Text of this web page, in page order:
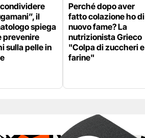
il
spiega
prevenire
sulla pelle in
Perché dopo aver
fatto colazione ho di
nuovo fame? La
nutrizionista Grieco
"Colpa di zuccheri e
farine"